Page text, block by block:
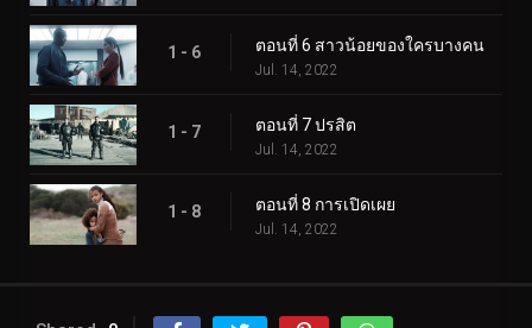
1 - 6 ตอนที่ 6 สาวน้อยของใครบางคน
Jul. 14, 2022
1 - 7 ตอนที่ 7 ปรสิต
Jul. 14, 2022
1 - 8 ตอนที่ 8 การเปิดเผย
Jul. 14, 2022